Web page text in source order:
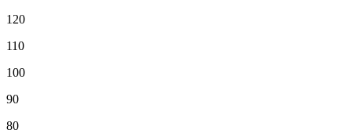
120
110
100
90
80